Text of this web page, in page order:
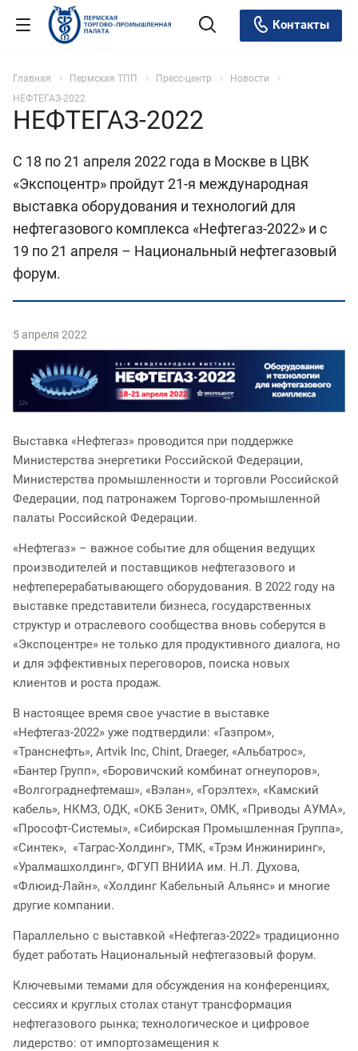
Контакты
Главная Пермская ТПП Пресс-центр
Новости
НЕФТЕГАЗ-2022
НЕФТЕГАЗ-2022
С 18 по 21 апреля 2022 года в Москве в ЦВК
«Экспоцентр» пройдут 21-я международная
выставка оборудования и технологий для
нефтегазового комплекса «Нефтегаз-2022» и с
19 по 21 апреля – Национальный нефтегазовый
форум.
5 апреля 2022
Выставка «Нефтегаз» проводится при поддержке
Министерства энергетики Российской Федерации,
Министерства промышленности и торговли Российской
Федерации, под патронажем Торгово-промышленной
палаты Российской Федерации.
«Нефтегаз» – важное событие для общения ведущих
производителей и поставщиков нефтегазового и
нефтеперерабатывающего оборудования. В 2022 году на
выставке представители бизнеса, государственных
структур и отраслевого сообщества вновь соберутся в
«Экспоцентре» не только для продуктивного диалога, но
и для эффективных переговоров, поиска новых
клиентов и роста продаж.
В настоящее время свое участие в выставке
«Нефтегаз-2022» уже подтвердили: «Газпром»,
«Транснефть», Artvik Inc, Chint, Draeger, «Альбатрос»,
«Бантер Групп», «Боровичский комбинат огнеупоров»,
«Волгограднефтемаш», «Вэлан», «Горэлтех», «Камский
кабель», НКМЗ, ОДК, «ОКБ Зенит», ОМК, «Приводы АУМА»,
«Прософт-Системы», «Сибирская Промышленная Группа»,
«Синтек», «Таграс-Холдинг», ТМК, «Трэм Инжиниринг»,
«Уралмашхолдинг», ФГУП ВНИИА им. Н.Л. Духова,
«Флюид-Лайн», «Холдинг Кабельный Альянс» и многие
другие компании.
Параллельно с выставкой «Нефтегаз-2022» традиционно
будет работать Национальный нефтегазовый форум.
Ключевыми темами для обсуждения на конференциях,
сессиях и круглых столах станут трансформация
нефтегазового рынка; технологическое и цифровое
лидерство: от импортозамещения к